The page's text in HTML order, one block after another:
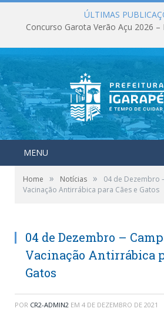
ÚLTIMAS
Concurso Garota Verão Açu 2026
MENU
Home » Notícias »
04 de Dezembro
Vacinação Antirrábica para Cães e Gatos
04 de Dezembro –
Vacinação Antirrábica
Gatos
POR CR2-ADMIN2 EM 4 DE DEZEMBRO DE 2021